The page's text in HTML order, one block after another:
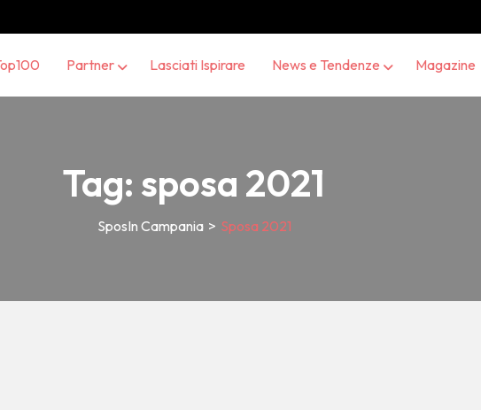
Partner Lasciati Ispirare News e Tendenze Magazine
Tag: sposa 2021
SposIn Campania > Sposa 2021